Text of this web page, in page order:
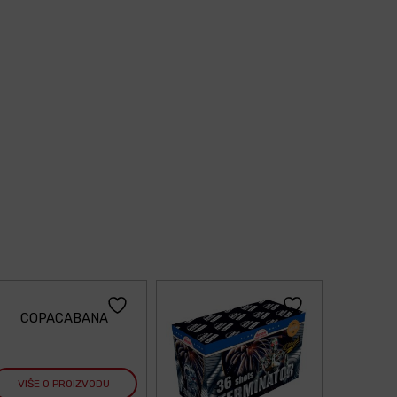
COPACABANA
VIŠE O PROIZVODU